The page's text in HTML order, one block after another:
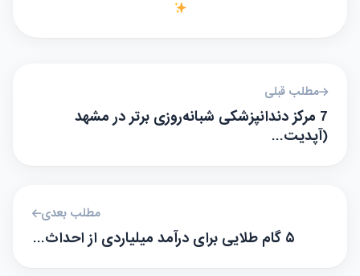
مطلب قبلی
7 مرکز دندانپزشکی شبانه‌روزی برتر در مشهد
(آپدیت…
مطلب بعدی
۵ گام طلایی برای درآمد میلیاردی از احداث…